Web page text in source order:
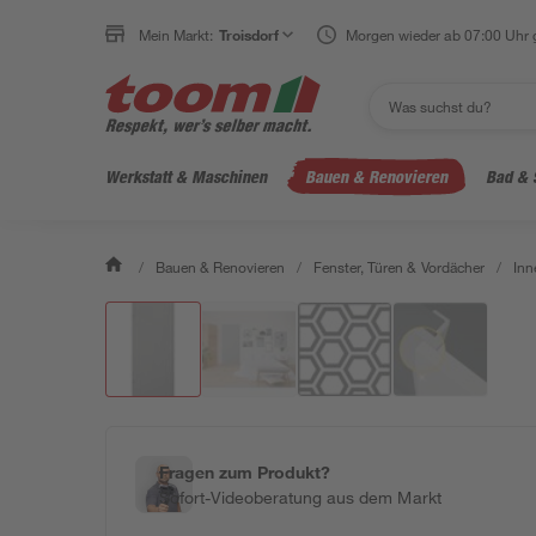
Mein Markt: Troisdorf Morgen wieder ab 07:00 Uhr
Werkstatt & Maschinen Bauen & Renovieren Bad &
/ Bauen & Renovieren / Fenster, Türen & Vordächer /
Fragen zum Produkt?
Sofort-Videoberatung aus dem Markt